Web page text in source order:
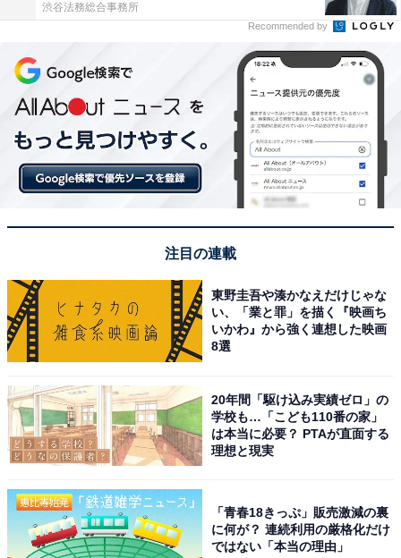
「すかさず電話をかけ、返してほしいことを再度繰り返
しました。あれは私が大切にしているドレスやバッグで
あって、あなたにあげるために貸したわけじゃないと伝
えると、彼女は渋々ながら返してきたんです。心から謝
ってくれたら前の関係に戻れるかな、なんて期待してい
たんですが、最後の最後に『葉月って、こういうとこ
ろ、ケチ臭いよね～。私たち友達なんだからさぁ、ここ
は笑って、やっぱりいいや、それ、あげるよ！って言う
渋谷法務総合事務所
Recommended by
注目の連載
東野圭吾や湊かなえだけじゃな
い、「業と罪」を描く『映画ち
いかわ』から強く連想した映画
8選
20年間「駆け込み実績ゼロ」の
学校も…「こども110番の家」
は本当に必要？ PTAが直面する
理想と現実
「青春18きっぷ」販売激減の裏
に何が？ 連続利用の厳格化だけ
ではない「本当の理由」